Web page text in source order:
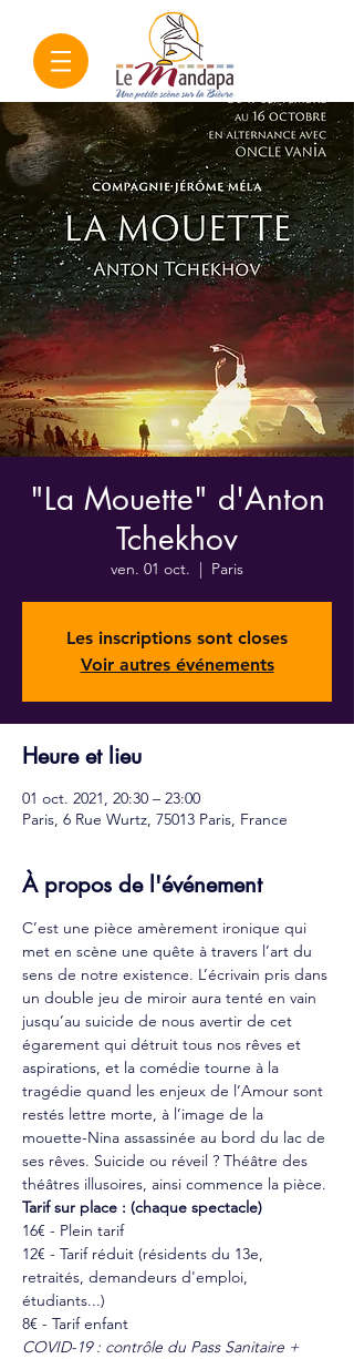
"La Mouette" d'Anton
Tchekhov
ven. 01 oct.
  |
Paris
Les inscriptions sont closes
Voir autres événements
Heure et lieu
01 oct. 2021, 20:30 – 23:00
Paris, 6 Rue Wurtz, 75013 Paris, France
À propos de l'événement
C’est une pièce amèrement ironique qui
met en scène une quête à travers l’art du
sens de notre existence. L’écrivain pris dans
un double jeu de miroir aura tenté en vain
jusqu’au suicide de nous avertir de cet
égarement qui détruit tous nos rêves et
aspirations, et la comédie tourne à la
tragédie quand les enjeux de l’Amour sont
restés lettre morte, à l’image de la
mouette-Nina assassinée au bord du lac de
ses rêves. Suicide ou réveil ? Théâtre des
théâtres illusoires, ainsi commence la pièce.
Tarif sur place : (chaque spectacle)
16€ - Plein tarif
12€ - Tarif réduit (résidents du 13e,
retraités, demandeurs d'emploi,
étudiants...)
8€ - Tarif enfant
COVID-19 : contrôle du Pass Sanitaire +